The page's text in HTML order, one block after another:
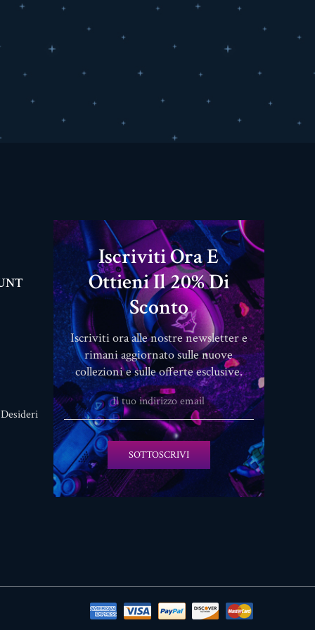
Iscriviti Ora E
Ottieni Il 20% Di
Sconto
Iscriviti ora alle nostre newsletter e
rimani aggiornato sulle nuove
collezioni e sulle offerte esclusive.
SOTTOSCRIVI